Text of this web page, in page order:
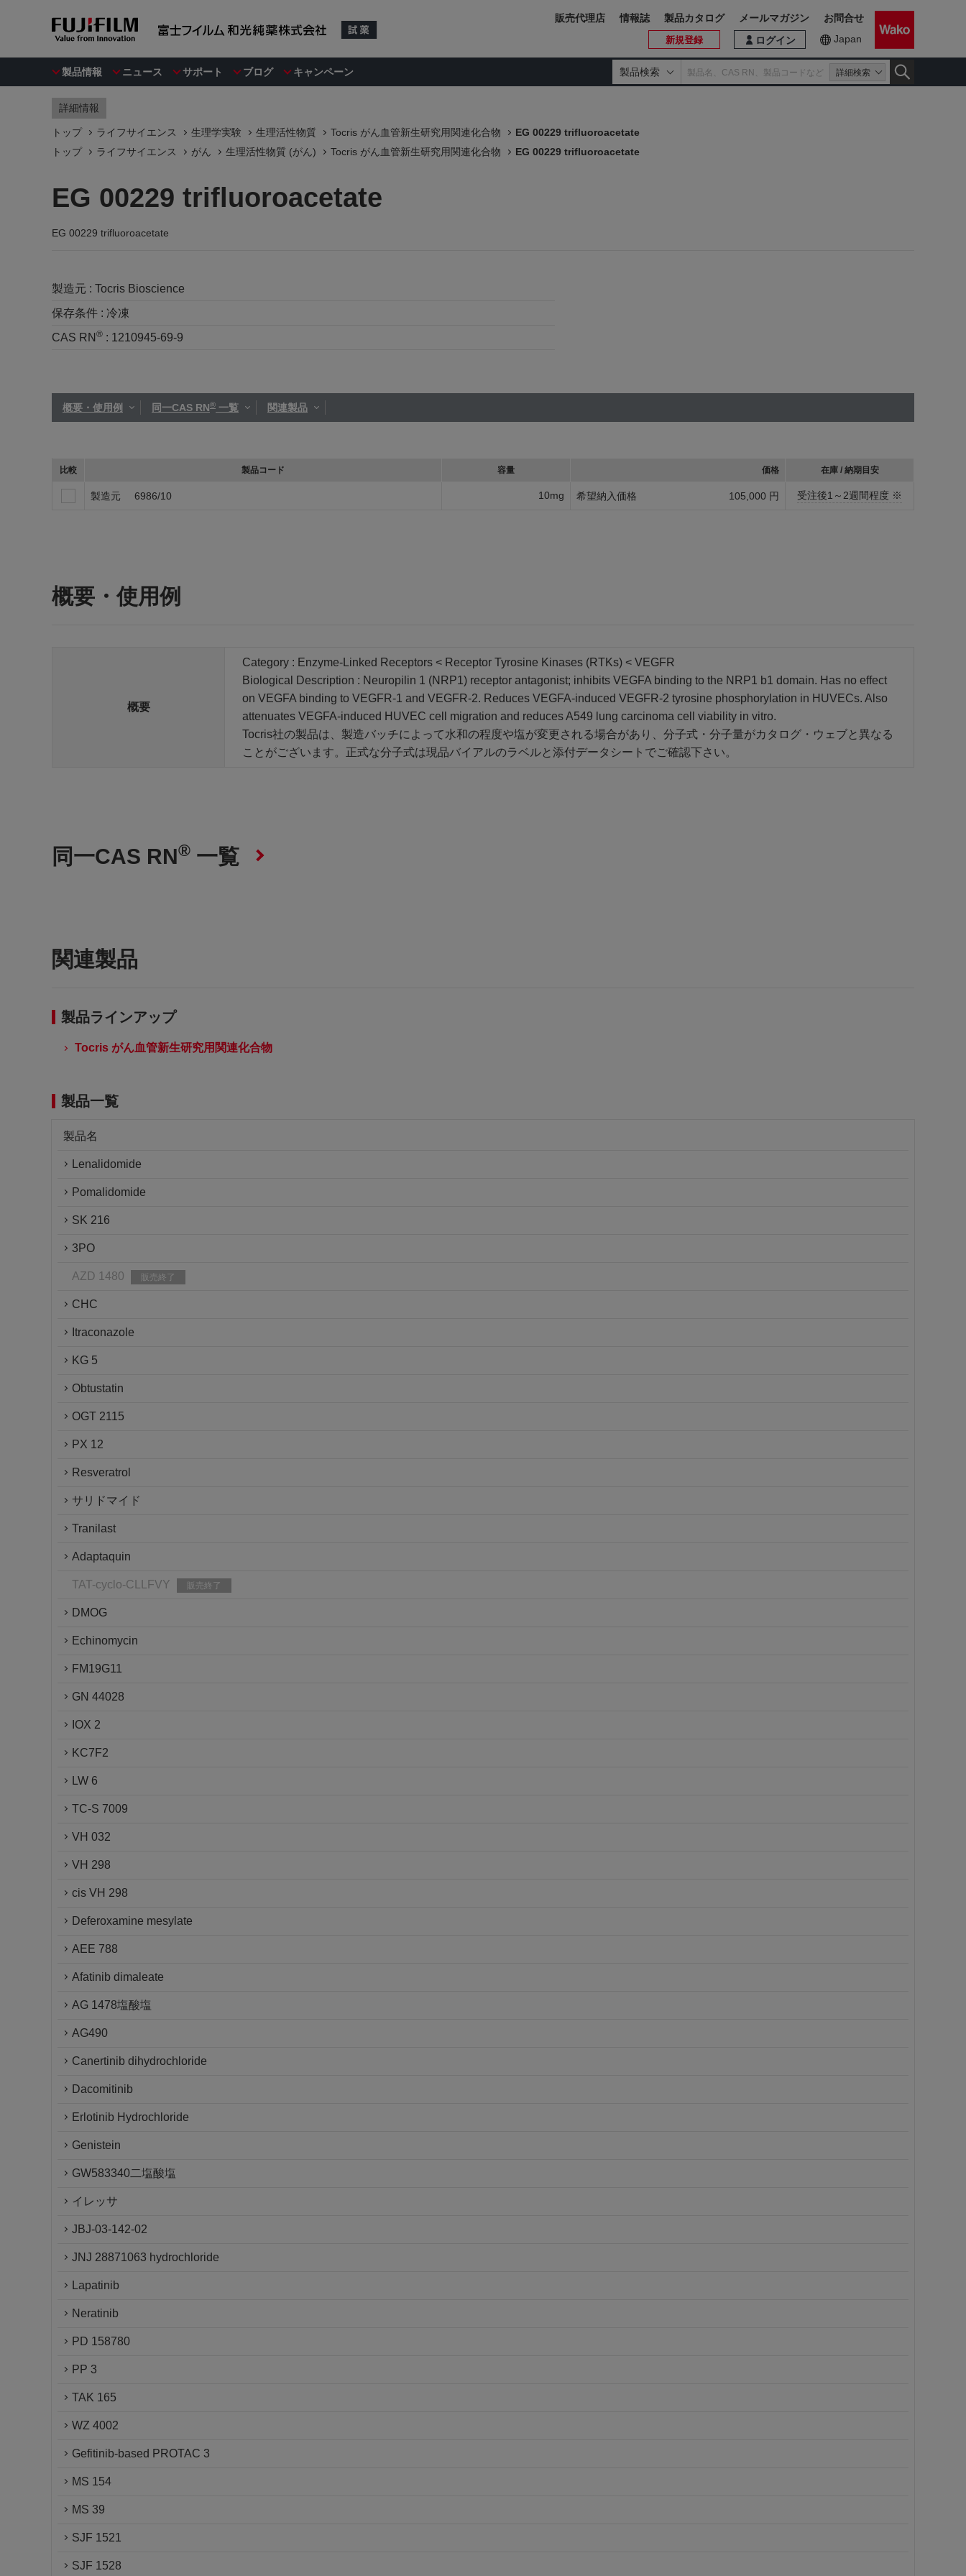
製品情報 ニュース サポート ブログ キャンペーン 製品検索 詳細検索
ログイン
新規登録 Japan
販売代理店 情報誌 製品カタログ メールマガジン お問合せ
詳細情報
トップ ライフサイエンス 生理学実験 生理活性物質 Tocris がん血管新生研究用関連化合物
EG 00229 trifluoroacetate
トップ
ライフサイエンス がん 生理活性物質 (がん) Tocris がん血管新生研究用関連化合物 EG 00229 trifluoroacetate
EG 00229 trifluoroacetate
EG 00229 trifluoroacetate
製造元 : Tocris Bioscience
保存条件 : 冷凍
CAS RN ® : 1210945-69-9
概要・使用例 同一CAS RN® 一覧 関連製品
比較 製品コード 容量 価格 在庫 / 納期目安
製造元 6986/10 10mg 希望納入価格 105,000 円 受注後1～2週間程度 ※
概要・使用例
概要
Category : Enzyme-Linked Receptors < Receptor Tyrosine Kinases (RTKs) < VEGFR
Biological Description : Neuropilin 1 (NRP1) receptor antagonist; inhibits VEGFA binding to the NRP1 b1 domain. Has no effect
on VEGFA binding to VEGFR-1 and VEGFR-2. Reduces VEGFA-induced VEGFR-2 tyrosine phosphorylation in HUVECs. Also
attenuates VEGFA-induced HUVEC cell migration and reduces A549 lung carcinoma cell viability in vitro.
Tocris社の製品は、製造バッチによって水和の程度や塩が変更される場合があり、分子式・分子量がカタログ・ウェブと異なる
ことがございます。正式な分子式は現品バイアルのラベルと添付データシートでご確認下さい。
同一CAS RN® 一覧
関連製品
製品ラインアップ
Tocris がん血管新生研究用関連化合物
製品一覧
製品名
Lenalidomide
Pomalidomide
SK 216
3PO
AZD 1480 販売終了
CHC
Itraconazole
KG 5
Obtustatin
OGT 2115
PX 12
Resveratrol
サリドマイド
Tranilast
Adaptaquin
TAT-cyclo-CLLFVY 販売終了
DMOG
Echinomycin
FM19G11
GN 44028
IOX 2
KC7F2
LW 6
TC-S 7009
VH 032
VH 298
cis VH 298
Deferoxamine mesylate
AEE 788
Afatinib dimaleate
AG 1478塩酸塩
AG490
Canertinib dihydrochloride
Dacomitinib
Erlotinib Hydrochloride
Genistein
GW583340二塩酸塩
イレッサ
JBJ-03-142-02
JNJ 28871063 hydrochloride
Lapatinib
Neratinib
PD 158780
PP 3
TAK 165
WZ 4002
Gefitinib-based PROTAC 3
MS 154
MS 39
SJF 1521
SJF 1528